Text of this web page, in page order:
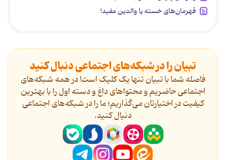
قهرمان‌های خسته یا والدین مفید!
تبیان را در شبکه‌های اجتماعی دنبال کنید
فاصله شما با تبیان تنها یک کلیک است! در همه شبکه‌های
اجتماعی حاضریم و محتواهای داغ و دسته اول را با بهترین
کیفیت در اختیارتان می‌گذاریم؛ ما را در شبکه‌های اجتماعی
دنیال کنید.